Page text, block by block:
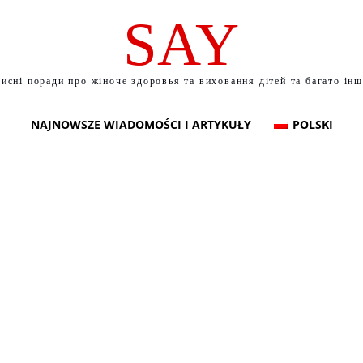
SAY
поради про жіноче здоровья та виховання дітей та багато
NAJNOWSZE WIADOMOŚCI I ARTYKUŁY POLSKI